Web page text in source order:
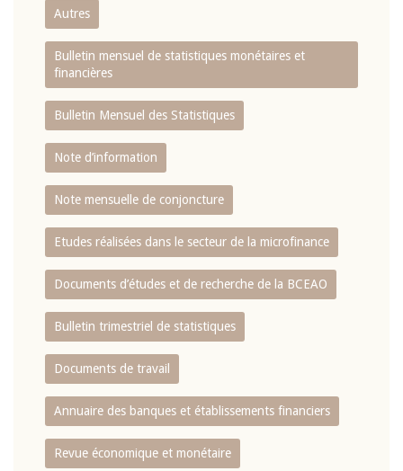
Autres
Bulletin mensuel de statistiques monétaires et
financières
Bulletin Mensuel des Statistiques
Note d’information
Note mensuelle de conjoncture
Etudes réalisées dans le secteur de la microfinance
Documents d’études et de recherche de la BCEAO
Bulletin trimestriel de statistiques
Documents de travail
Annuaire des banques et établissements financiers
Revue économique et monétaire